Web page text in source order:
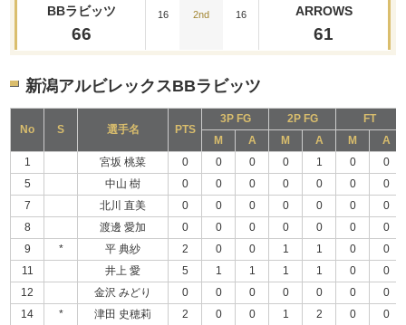
BBラビッツ
66
16 2nd 16
ARROWS
61
新潟アルビレックスBBラビッツ
No S 選手名 PTS
3P FG 2P FG
FT
M
A M A M
A
1
宮坂 桃菜 0 0 0 0 1 0
0
5
中山 樹 0 0 0 0 0 0
0
7
北川 直美 0 0 0 0 0 0
0
8
渡邊 愛加 0 0 0 0 0 0
0
9
* 平 典紗 2 0 0 1 1 0
0
11
井上 愛 5 1 1 1 1 0
0
12
金沢 みどり 0 0 0 0 0 0
0
14
* 津田 史穂莉 2 0 0 1 2 0
0